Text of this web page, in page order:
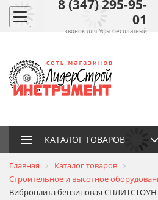
8 (347) 295-95-
01
звонок для Уфы бесплатный
КАТАЛОГ ТОВАРОВ
Главная
Каталог товаров
Строительное и высотное
Виброплита бензиновая СПЛИТСТОУН